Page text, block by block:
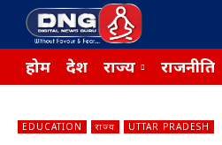
होम देश राज्य राजनीति
EDUCATION राज्य UTTAR PRADESH